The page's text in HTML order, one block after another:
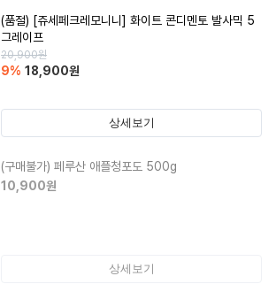
(품절) [쥬세페크레모니니] 화이트 콘디멘토 발사믹 5
그레이프
20,900원
9% 18,900원
상세보기
(구매불가) 페루산 애플청포도 500g
10,900원
상세보기